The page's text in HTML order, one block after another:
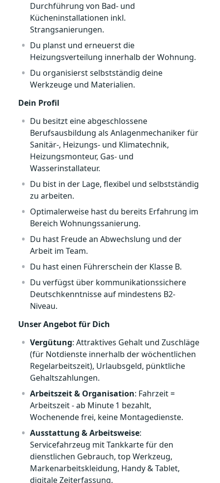
Durchführung von Bad- und
Kücheninstallationen inkl.
Strangsanierungen.
Du planst und erneuerst die
Heizungsverteilung innerhalb der Wohnung.
Du organisierst selbstständig deine
Werkzeuge und Materialien.
Dein Profil
Du besitzt eine abgeschlossene
Berufsausbildung als Anlagenmechaniker für
Sanitär-, Heizungs- und Klimatechnik,
Heizungsmonteur, Gas- und
Wasserinstallateur.
Du bist in der Lage, flexibel und selbstständig
zu arbeiten.
Optimalerweise hast du bereits Erfahrung im
Bereich Wohnungssanierung.
Du hast Freude an Abwechslung und der
Arbeit im Team.
Du hast einen Führerschein der Klasse B.
Du verfügst über kommunikationssichere
Deutschkenntnisse auf mindestens B2-
Niveau.
Unser Angebot für Dich
Vergütung: Attraktives Gehalt und Zuschläge
(für Notdienste innerhalb der wöchentlichen
Regelarbeitszeit), Urlaubsgeld, pünktliche
Gehaltszahlungen.
Arbeitszeit & Organisation: Fahrzeit =
Arbeitszeit - ab Minute 1 bezahlt,
Wochenende frei, keine Montagedienste.
Ausstattung & Arbeitsweise:
Servicefahrzeug mit Tankkarte für den
dienstlichen Gebrauch, top Werkzeug,
Markenarbeitskleidung, Handy & Tablet,
digitale Zeiterfassung.